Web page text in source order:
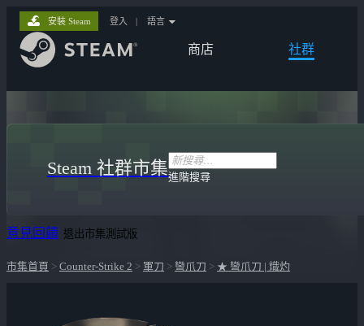
商店 社群
安裝 Steam 登入 | 語言
Steam 社群市集進階搜尋
意見回饋 退出市集測試版
市集首頁 > Counter-Strike 2 > 軍刀 > 彎爪刀 > ★ 彎爪刀 | 熾灼